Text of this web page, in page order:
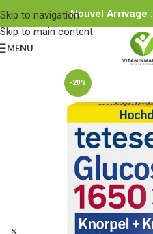
Skip to navigation
Skip to main content
Nouvel Arrivage :
MENU
-20%